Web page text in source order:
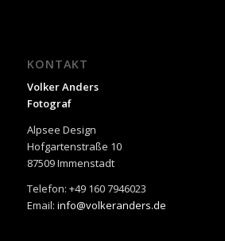
KONTAKT
Volker Anders
Fotograf
Alpsee Design
Hofgartenstraße 10
87509 Immenstadt
Telefon: +49 160 7946023
Email: info@volkeranders.de